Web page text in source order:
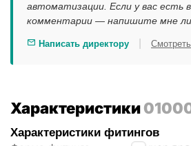
автоматизации. Если у вас есть
комментарии — напишите мне
Написать директору
Характеристики
Характеристики фитингов